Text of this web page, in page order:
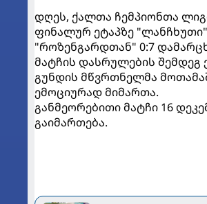
დღეს, ქალთა ჩემპიონთა
ფინალურ ეტაპზე "ლანჩხუთი"
"როზენგარდთან" 0:7
მატჩის დასრულების
გუნდის მწვრთნელმა
ემოციურად მიმართა.
განმეორებითი მატჩი 16
გაიმართება.